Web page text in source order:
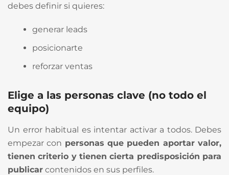
debes definir si quieres:
generar leads
posicionarte
reforzar ventas
Elige a las personas clave (no todo el
equipo)
Un error habitual es intentar activar a todos. Debes
empezar con personas que pueden aportar valor,
tienen criterio y tienen cierta predisposición para
publicar contenidos en sus perfiles.